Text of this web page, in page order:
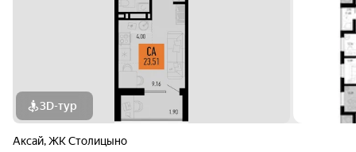
3D-тур
Аксай,ЖК Столицыно